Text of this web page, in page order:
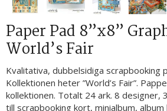
Paper Pad 8”x8”
World’s Fair
Kvalitativa, dubbelsidiga scrapbooking
Kollektionen heter ”World’s Fair”.
kollektionen. Totalt 24 ark. 8 designer,
till scrapbooking kort, minialbum,